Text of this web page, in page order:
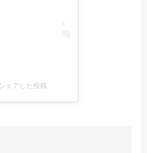
ェアした投稿